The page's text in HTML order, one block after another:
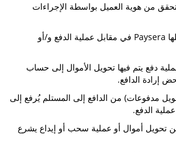
من هوية العميل بواسطة الإجراءات
- هي رسوم تحصلها Paysera في مقابل عملية الدفع و/أو
دفع يتم فيها تحويل الأموال إلى حساب
إرادة الدافع.
مدفوعات) من الدافع إلى المستلم يُرفع إلى
الدفع.
تحويل أموال أو عملية سحب أو إيداع يشرع